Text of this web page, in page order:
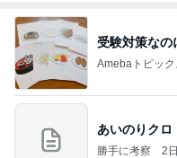
受験対策なの
Amebaトピック
あいのりク
勝手に考察 2